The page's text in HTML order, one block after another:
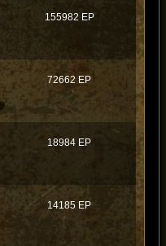
155982 EP
72662 EP
18984 EP
14185 EP